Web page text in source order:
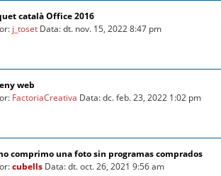
català Office 2016
j_toset Data: dt. nov. 15, 2022 8:47 pm
web
FactoriaCreativa Data: dc. feb. 23, 2022 1:02 pm
comprimo una foto sin programas comprados
cubells Data: dt. oct. 26, 2021 9:56 am